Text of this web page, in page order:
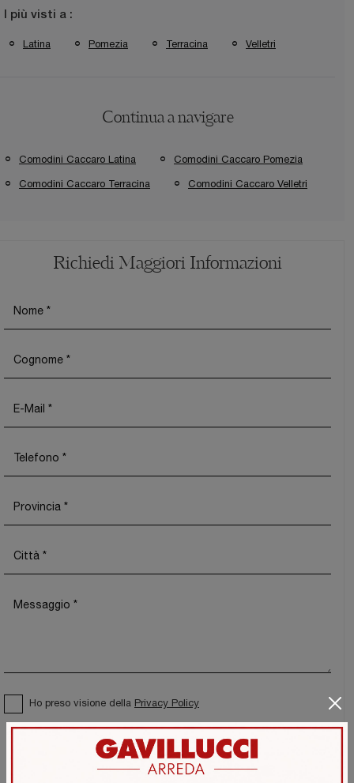
I più visti a :
Latina Pomezia Terracina Velletri
Continua a navigare
Comodini Caccaro Latina Comodini Caccaro Pomezia
Comodini Caccaro Terracina Comodini Caccaro Velletri
Richiedi Maggiori Informazioni
Ho preso visione della Privacy Policy
Invia